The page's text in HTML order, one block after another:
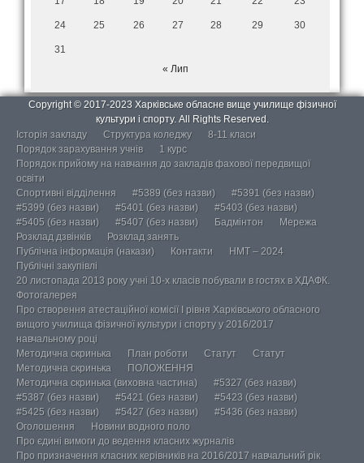
24 25 26 27 28 29 30
31
« Лип
Copyright © 2017-2023 Харківське обласне вище училище фізичної
культури і спорту. All Rights Reserved.
Історія закладу
Структура коледжу
8-11 класи
Порядок зарахування учнів
1 курс
Порядок прийому на навчання до закладів фахової передвищої
освіти
Спортивні відділення
#5389 (без назви)
#5391 (без назви)
#5399 (без назви)
#5401 (без назви)
#5403 (без назви)
#5405 (без назви)
#5407 (без назви) Бадмінтон
Мережа
Розклад дзвінків
Розклад занять
Публічна інформація (накази)
Контакти
НМТ – 2024
Публічні закупівлі
20 листопада 2013 року учні 10-х класів побували в гостях в ХДАФК.
Фотогалерея
Про створення атестаційної комісії І рівня Харківського обласного
вищого училища фізичної культури і спорту у 2016/2017
навчальному році
Методична скринька
План роботи Статут
Статут
Методична скринька
ПОЛОЖЕННЯ
Методична скринька (виховна частина)
#5327 (без назви)
#5387 (без назви)
#5421 (без назви)
#5423 (без назви)
#5425 (без назви)
#5427 (без назви)
#5436 (без назви)
Оголошення
Новини водного поло
Про єдині вимоги до ведення класних журналів
Про призначення класних керівників на 2016/2017 навчальний рік